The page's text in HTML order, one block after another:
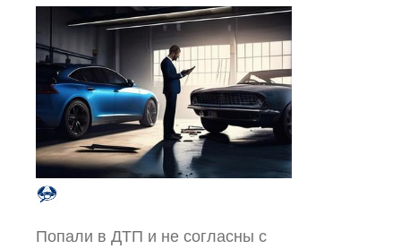
Попали в ДТП и не согласны с